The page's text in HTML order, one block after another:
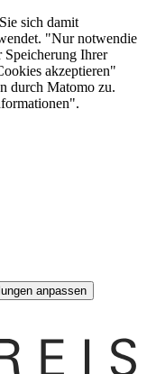
sich damit
"Nur notwendie
Speicherung Ihrer
akzeptieren"
durch Matomo zu.
anpassen